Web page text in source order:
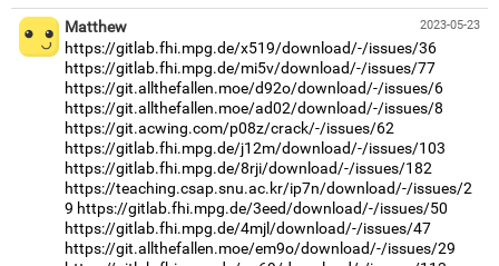
2023-05-23
Matthew
https://gitlab.fhi.mpg.de/x519/download/-/issues/36
https://gitlab.fhi.mpg.de/mi5v/download/-/issues/77
https://git.allthefallen.moe/d92o/download/-/issues/6
https://git.allthefallen.moe/ad02/download/-/issues/8
https://git.acwing.com/p08z/crack/-/issues/62
https://gitlab.fhi.mpg.de/j12m/download/-/issues/103
https://gitlab.fhi.mpg.de/8rji/download/-/issues/182
https://teaching.csap.snu.ac.kr/ip7n/download/-/issues/2
9 https://gitlab.fhi.mpg.de/3eed/download/-/issues/50
https://gitlab.fhi.mpg.de/4mjl/download/-/issues/47
https://git.allthefallen.moe/em9o/download/-/issues/29